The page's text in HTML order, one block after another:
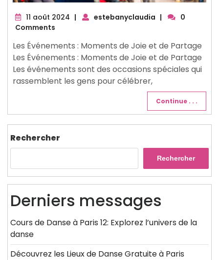
11 août 2024 11| estebanyclaudia |
0
Comments
Les Événements : Moments de Joie et de Partage
Les Événements : Moments de Joie et de Partage
Les événements sont des occasions spéciales qui
rassemblent les gens pour célébrer,
Continue . . .
Rechercher
Rechercher
Derniers messages
Cours de Danse à Paris 12: Explorez l’univers de la
danse
Découvrez les Lieux de Danse Gratuite à Paris